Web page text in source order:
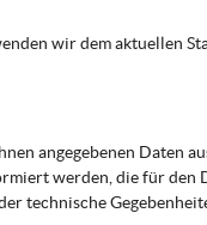
wir dem aktuellen
angegebenen Daten
werden, die für den
technische